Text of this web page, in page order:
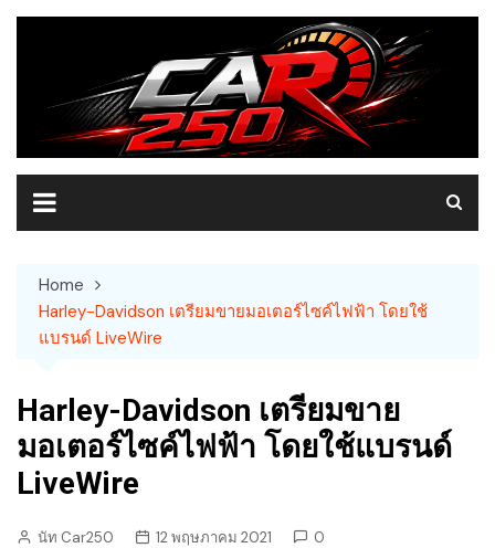
Skip
Home
Harley-Davidson เตรียมขายมอเตอร์ไซค์ไฟฟ้า โดยใช้
แบรนด์ LiveWire
Harley-Davidson เตรียมขาย
มอเตอร์ไซค์ไฟฟ้า โดยใช้แบรนด์
LiveWire
นัท Car250 12 พฤษภาคม 2021
0